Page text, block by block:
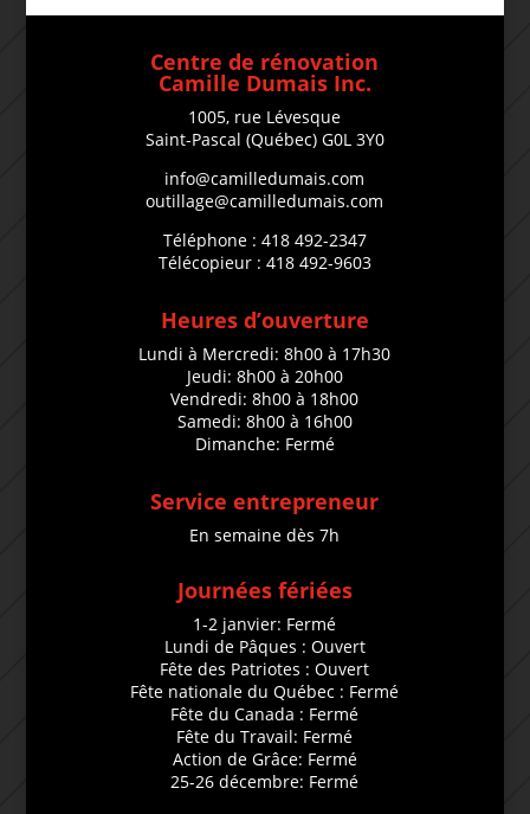
Centre de rénovation
Camille Dumais Inc.
1005, rue Lévesque
Saint-Pascal (Québec) G0L 3Y0
info@camilledumais.com
outillage@camilledumais.com
Téléphone : 418 492-2347
Télécopieur : 418 492-9603
Heures d’ouverture
Lundi à Mercredi: 8h00 à 17h30
Jeudi: 8h00 à 20h00
Vendredi: 8h00 à 18h00
Samedi: 8h00 à 16h00
Dimanche: Fermé
Service entrepreneur
En semaine dès 7h
Journées fériées
1-2 janvier: Fermé
Lundi de Pâques : Ouvert
Fête des Patriotes : Ouvert
Fête nationale du Québec : Fermé
Fête du Canada : Fermé
Fête du Travail: Fermé
Action de Grâce: Fermé
25-26 décembre: Fermé